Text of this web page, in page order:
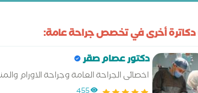
دكاترة أخرى في تخصص جراحة عامة:
دكتور عصام صقر
اخصائى الجراحة العامة وجراحة الاورام